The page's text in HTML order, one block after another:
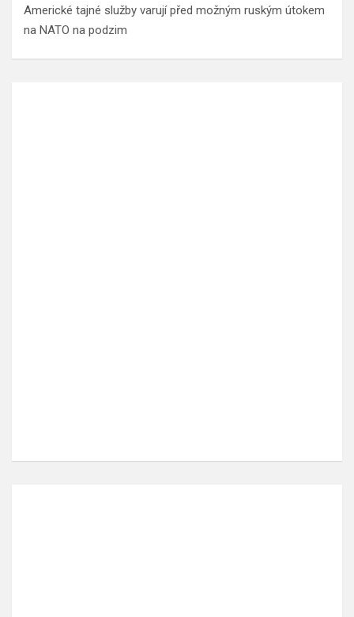
Americké tajné služby varují před možným ruským útokem
na NATO na podzim